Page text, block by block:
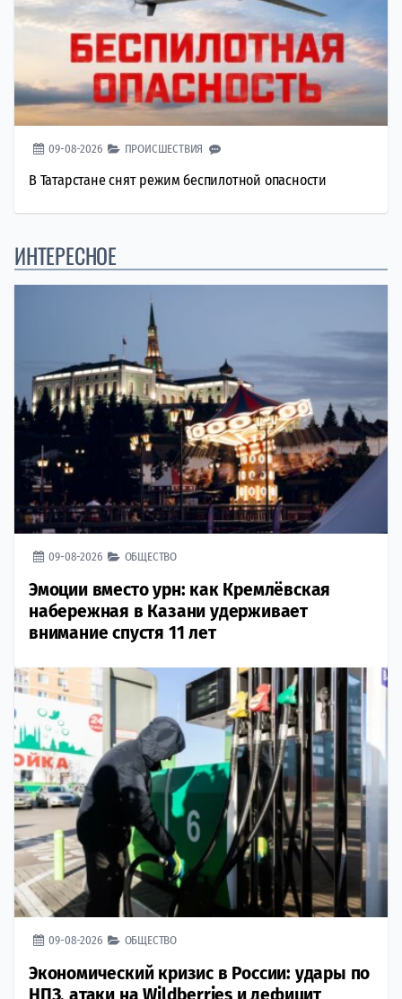
09-08-2026 ПРОИСШЕСТВИЯ
В Татарстане снят режим беспилотной опасности
ИНТЕРЕСНОЕ
09-08-2026 ОБЩЕСТВО
Эмоции вместо урн: как Кремлёвская
набережная в Казани удерживает
внимание спустя 11 лет
09-08-2026 ОБЩЕСТВО
Экономический кризис в России: удары по
НПЗ, атаки на Wildberries и дефицит